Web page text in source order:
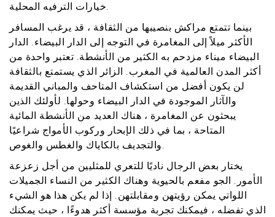
خيارات الترفيه المحلية.
بينما تتمتع مراكش بنصيبها من الثقافة ، قد يرغب المسافر
الأكثر ميلاً إلى المغامرة في التوجه إلى الدار البيضاء. الدار
البيضاء ميناء مزدحم به الكثير من الأنشطة. تعتبر واحدة من
أكثر المدن العالمية في المغرب. الزائر الذي يستمتع بالثقافة
لن يكون أفضل من استكشاف المتاحف والمباني القديمة
والآثار الموجودة في الدار البيضاء وحولها. لأولئك الذين
يبحثون عن المغامرة ، هناك العديد من الأنشطة المائية
المتاحة ، بما في ذلك الإبحار وركوب الأمواج شراعيًا
والتجديف بالكاياك والغطس والغوص.
يختار بعض الرجال ناديًا للتعري للمثليين من أجل زعزعة
الأمور. الجو مفعم بالحيوية وهناك الكثير من النساء الجميلات
اللواتي يمكن رؤيتهن ومقابلتهن. إذا لم يكن هذا هو الشيء
الذي تفضله ، فيمكنك تجربة مؤسسة أكثر هدوءًا ، حيث يمكنك